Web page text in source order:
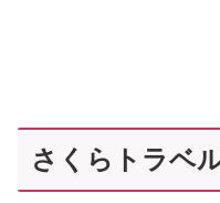
さくらトラベ